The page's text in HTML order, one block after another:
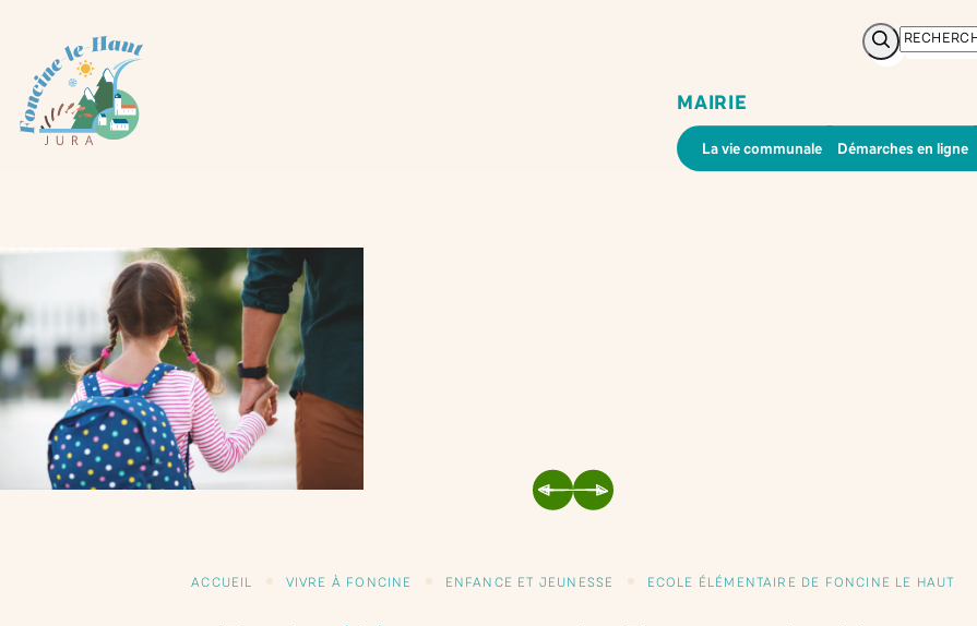
Rechercher
MAIRIE
La vie communale Démarches en ligne
PRÉCÉDENT
SUIVANT
ACCUEIL VIVRE À FONCINE ENFANCE ET JEUNESSE ECOLE ÉLÉMENTAIRE DE FONCINE LE HAUT